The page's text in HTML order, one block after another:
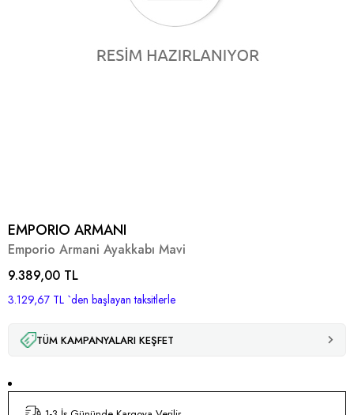
EMPORIO ARMANI
Emporio Armani Ayakkabı Mavi
9.389,00 TL
3.129,67 TL `den başlayan taksitlerle
TÜM KAMPANYALARI KEŞFET